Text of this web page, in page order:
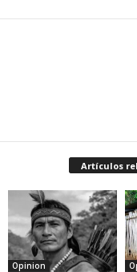
Artículos
Opinion